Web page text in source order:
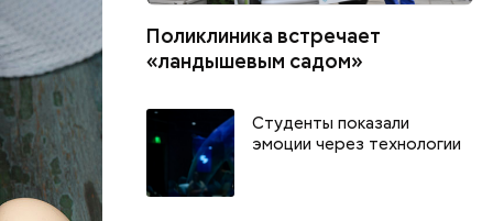
Поликлиника встречает
«ландышевым садом»
Студенты показали
эмоции через технологии